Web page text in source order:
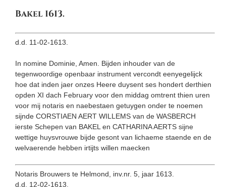
Bakel 1613.
d.d. 11-02-1613.
In nomine Dominie, Amen. Bijden inhouder van de
tegenwoordige openbaar instrument vercondt eenyegelijck
hoe dat inden jaer onzes Heere duysent ses hondert derthien
opden XI dach February voor den middag omtrent thien uren
voor mij notaris en naebe­staen getuygen onder te noemen
sijnde CORSTIAEN AERT WILLEMS van de WASBERCH
ierste Schepen van BAKEL en CATHARINA AERTS sijne
wettige huysvrouwe bijde gesont van lichaeme staende en de
welvaerende hebben irtijts willen maecken
Notaris Brouwers te Helmond, inv.nr. 5, jaar 1613.
d.d. 12-02-1613.